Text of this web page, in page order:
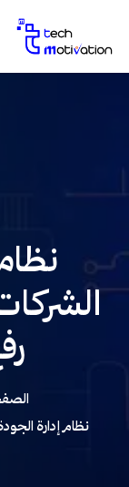
نظام إدارة